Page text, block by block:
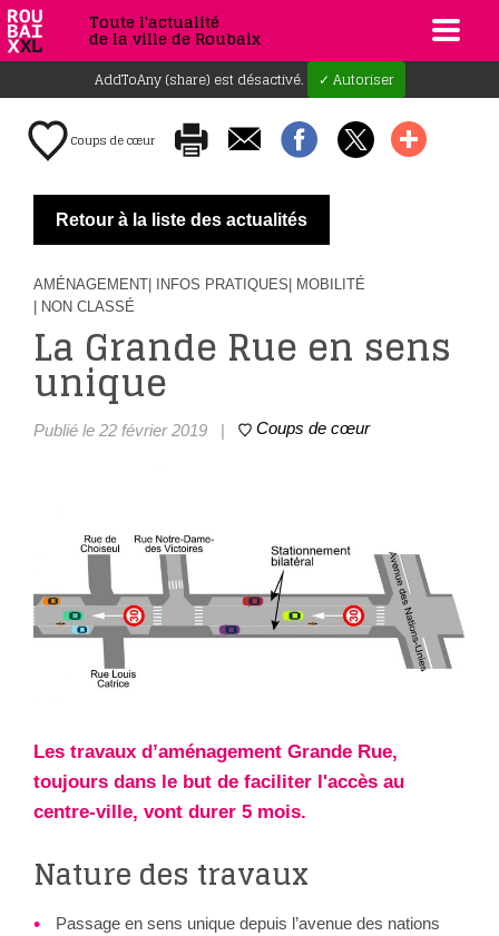
Toute l'actualité
de la ville de Roubaix
AddToAny (share) est désactivé. ✓ Autoriser
Coups de cœur
Retour à la liste des actualités
AMÉNAGEMENT | INFOS PRATIQUES | MOBILITÉ
| NON CLASSÉ
La Grande Rue en sens
unique
Publié le 22 février 2019 | Coups de cœur
Les travaux d’aménagement Grande Rue,
toujours dans le but de faciliter l'accès au
centre-ville, vont durer 5 mois.
Nature des travaux
Passage en sens unique depuis l’avenue des nations